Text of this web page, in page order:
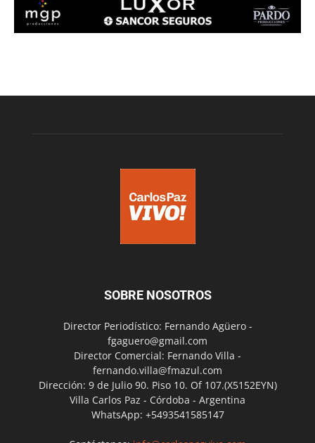
SOBRE NOSOTROS
Director Periodístico: Fernando Agüero -
fgaguero@gmail.com
Director Comercial: Fernando Villa -
fernando.villa@fmazul.com
Dirección: 9 de Julio 90. Piso 10. Of 107.(X5152EYN)
Villa Carlos Paz - Córdoba - Argentina
WhatsApp: +5493541585147